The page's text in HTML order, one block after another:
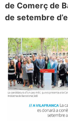
de Comerç de
de setembre